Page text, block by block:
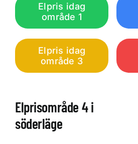
Elpris idag
område 1
Elpris idag
område 3
Elprisområde 4 i
söderläge